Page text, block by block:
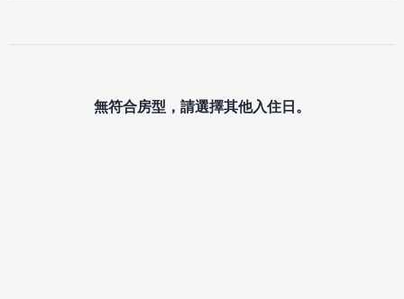
無符合房型，請選擇其他入住日。